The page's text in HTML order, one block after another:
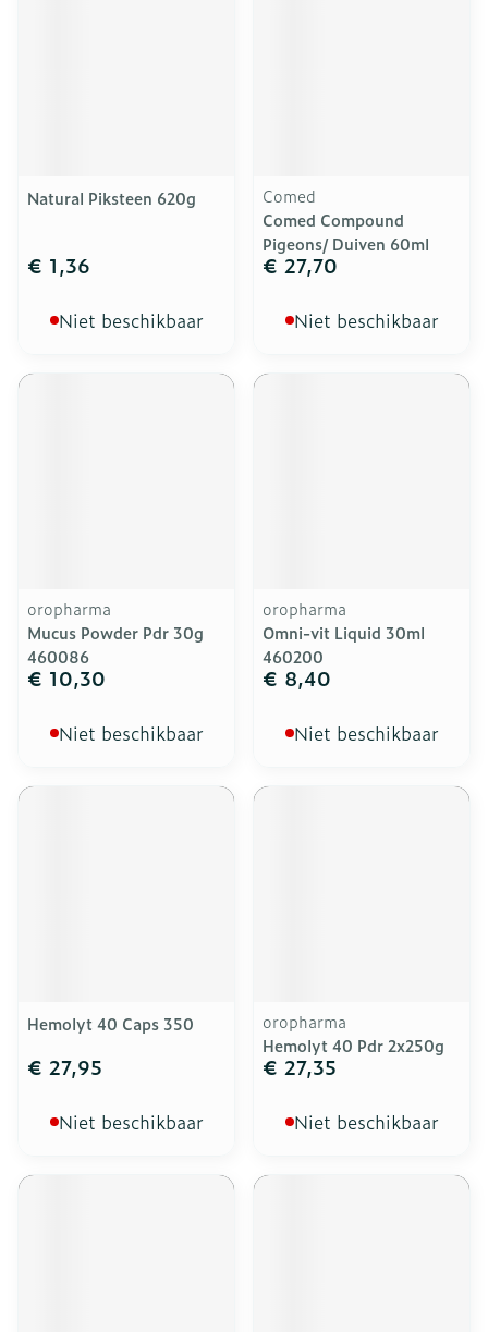
Natural Piksteen 620g
€ 1,36
Niet beschikbaar
Comed
Comed Compound
Pigeons/ Duiven 60ml
€ 27,70
Niet beschikbaar
oropharma
Mucus Powder Pdr 30g
460086
€ 10,30
Niet beschikbaar
oropharma
Omni-vit Liquid 30ml
460200
€ 8,40
Niet beschikbaar
Hemolyt 40 Caps 350
€ 27,95
Niet beschikbaar
oropharma
Hemolyt 40 Pdr 2x250g
€ 27,35
Niet beschikbaar